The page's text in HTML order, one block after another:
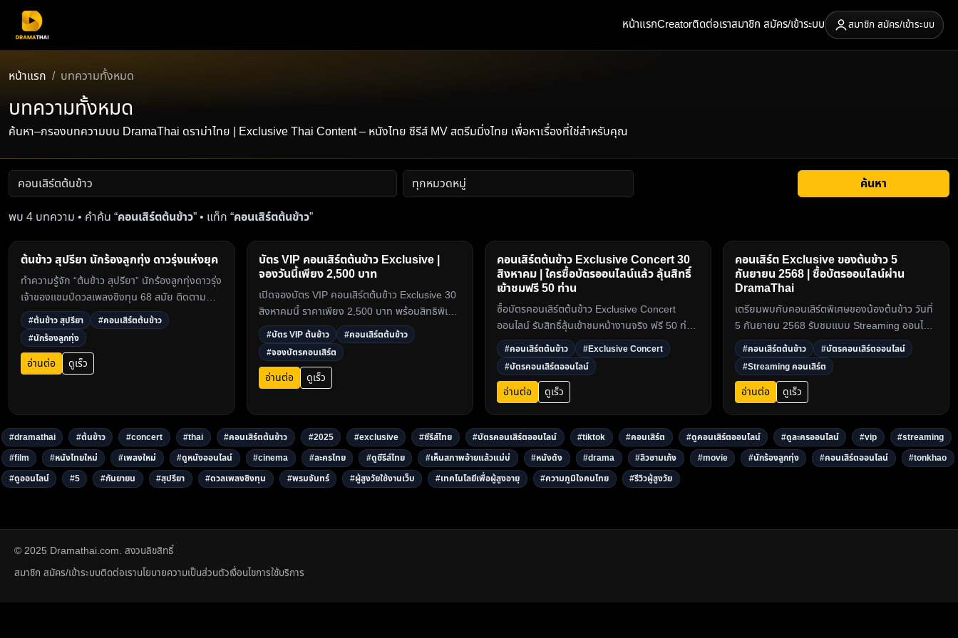
หน้าแรกCreatorติดต่อเราสมาชิก สมัคร/เข้าระบบ สมาชิก สมัคร/เข้าระบบ
หน้าแรก บทความทั้งหมด
บทความทั้งหมด
ค้นหา–กรองบทความบน DramaThai ดราม่าไทย | Exclusive Thai Content – หนังไทย ซีรีส์ MV สตรีมมิ่งไทย เพื่อหาเรื่องที่ใช่สำหรับคุณ
ค้นหา
พบ 4 บทความ • คำค้น “คอนเสิร์ตต้นข้าว” • แท็ก “คอนเสิร์ตต้นข้าว”
ต้นข้าว สุปรียา นักร้องลูกทุ่ง ดาวรุ่งแห่งยุค
ทำความรู้จัก “ต้นข้าว สุปรียา” นักร้องลูกทุ่งดาวรุ่ง
เจ้าของแชมป์ดวลเพลงชิงทุน 68 สมัย ติดตาม
คอนเสิร์ต Exclusive ได้ที่ Dramathai.com3
#ต้นข้าว สุปรียา
#คอนเสิร์ตต้นข้าว
#นักร้องลูกทุ่ง
อ่านต่อ ดูเร็ว
บัตร VIP คอนเสิร์ตต้นข้าว Exclusive |
จองวันนี้เพียง 2,500 บาท
เปิดจองบัตร VIP คอนเสิร์ตต้นข้าว Exclusive 30
สิงหาคมนี้ ราคาเพียง 2,500 บาท พร้อมสิทธิพิเศษ
นั่งหน้าเวที บุฟเฟ่ต์เต็มอิ่ม และชมเบื้องหลังการ
ซ้อมใกล้ชิด จองผ่าน LINE วันนี้เท่านั้น3
#บัตร VIP ต้นข้าว
#คอนเสิร์ตต้นข้าว
#จองบัตรคอนเสิร์ต
อ่านต่อ ดูเร็ว
คอนเสิร์ตต้นข้าว Exclusive Concert 30
สิงหาคม | ใครซื้อบัตรออนไลน์แล้ว ลุ้นสิทธิ์
เข้าชมฟรี 50 ท่าน
ซื้อบัตรคอนเสิร์ตต้นข้าว Exclusive Concert
ออนไลน์ รับสิทธิ์ลุ้นเข้าชมหน้างานจริง ฟรี 50 ท่าน
วันที่ 30 สิงหาคม 2568 ลงทะเบียนได้ที่
DramaThai.com3
#คอนเสิร์ตต้นข้าว
#Exclusive Concert
#บัตรคอนเสิร์ตออนไลน์
อ่านต่อ ดูเร็ว
คอนเสิร์ต Exclusive ของต้นข้าว 5
กันยายน 2568 | ซื้อบัตรออนไลน์ผ่าน
DramaThai
เตรียมพบกับคอนเสิร์ตพิเศษของน้องต้นข้าว วันที่
5 กันยายน 2568 รับชมแบบ Streaming ออนไลน์
ซื้อบัตรออนไลน์ได้ที่ DramaThai.com โปรโมชั่นรา
คาพิเศษเพียง 199 บาท ถึง 31 สิงหาคมนี้3
#คอนเสิร์ตต้นข้าว
#บัตรคอนเสิร์ตออนไลน์
#Streaming คอนเสิร์ต
อ่านต่อ ดูเร็ว
#dramathai #ต้นข้าว #concert #thai #คอนเสิร์ตต้นข้าว #2025 #exclusive #ซีรีส์ไทย #บัตรคอนเสิร์ตออนไลน์ #tiktok #คอนเสิร์ต #ดูคอนเสิร์ตออนไลน์ #ดูละครออนไลน์ #vip
#streaming
#film
#หนังไทยใหม่ #เพลงใหม่ #ดูหนังออนไลน์ #cinema #ละครไทย #ดูซีรีส์ไทย #เห็นสภาพอ้ายแล้วแม่บ่ #หนังดัง #drama #ลิวชามเก้ง #movie #นักร้องลูกทุ่ง #คอนเสิร์ตออนไลน์
#tonkhao
#ดูออนไลน์
#5 #กันยายน #สุปรียา #ดวลเพลงชิงทุน #พรมจันทร์ #ผู้สูงวัยใช้งานเว็บ #เทคโนโลยีเพื่อผู้สูงอายุ #ความภูมิใจคนไทย #รีวิวผู้สูงวัย
© 2025 Dramathai.com. สงวนลิขสิทธิ์
สมาชิก สมัคร/เข้าระบบติดต่อเรานโยบายความเป็นส่วนตัวเงื่อนไขการใช้บริการ